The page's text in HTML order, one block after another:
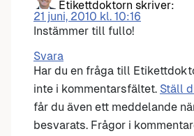
Etikettdoktorn skriver:
21 juni, 2010 kl. 10:16
Instämmer till fullo!
Svara
Har du en fråga till
inte i kommentarsfältet. Ställ
får du även ett meddelande
besvarats. Frågor i